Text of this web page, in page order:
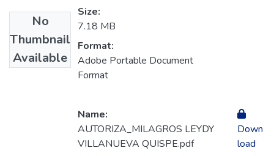
No
Thumbnail
Available
Size:
7.18 MB
Format:
Adobe Portable Document
Format
Name:
AUTORIZA_MILAGROS LEYDY
VILLANUEVA QUISPE.pdf
Down
load